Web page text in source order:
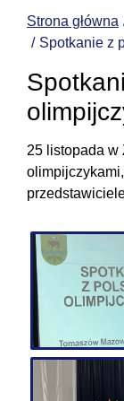
Strona główna
Spotkanie z
25 listopada w